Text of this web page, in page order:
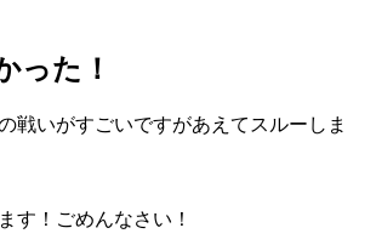
った！
戦いがすごいですがあえてスルーしま
す！ごめんなさい！